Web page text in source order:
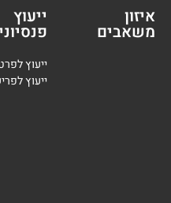
איזון
משאבים
ייעוץ
ייעוץ
ייעוץ